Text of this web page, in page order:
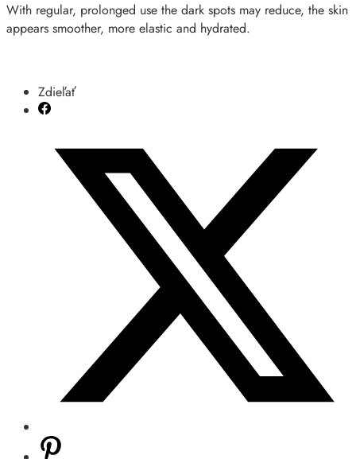
With regular, prolonged use the dark spots may reduce, the skin
appears smoother, more elastic and hydrated.
Zdieľať